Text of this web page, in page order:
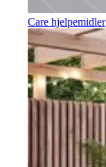
Care hjelpemidler